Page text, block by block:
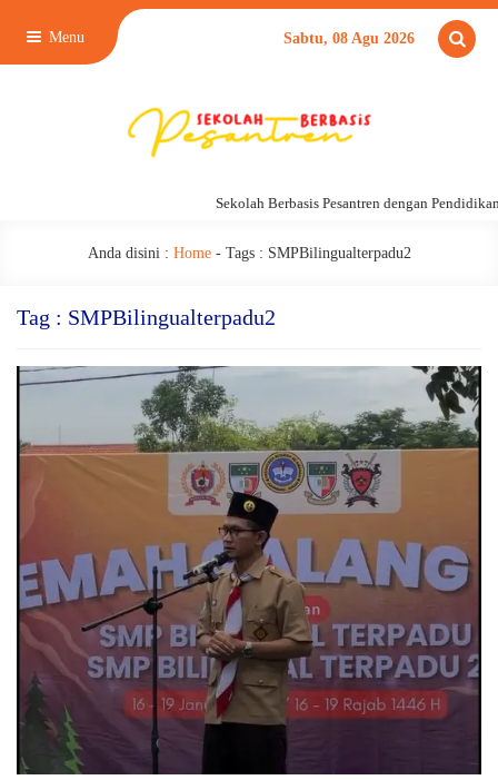
Menu Sabtu, 08 Agu 2026
Sekolah Berbasis Pesantren dengan Pendidikan 24
Anda disini : Home- Tags : SMPBilingualterpadu2
Tag : SMPBilingualterpadu2